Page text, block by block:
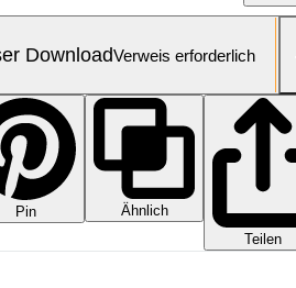
DownloadVerweis erforderlich
Pin
Ähnlich
Teilen